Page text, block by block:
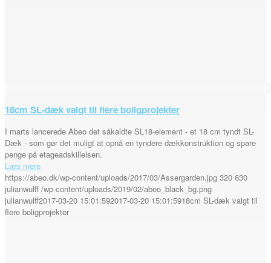
18cm SL-dæk valgt til flere boligprojekter
I marts lancerede Abeo det såkaldte SL18-element - et 18 cm tyndt SL-
Dæk - som gør det muligt at opnå en tyndere dækkonstruktion og spare
penge på etageadskillelsen.
Læs mere
https://abeo.dk/wp-content/uploads/2017/03/Assergarden.jpg 320 630
julianwulff /wp-content/uploads/2019/02/abeo_black_bg.png
julianwulff2017-03-20 15:01:592017-03-20 15:01:5918cm SL-dæk valgt til
flere boligprojekter